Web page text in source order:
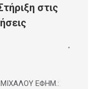
στις
ΕΦΗΜ.: